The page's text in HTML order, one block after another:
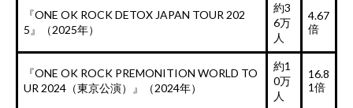
『ONE OK ROCK DETOX JAPAN TOUR 202
5』（2025年）
約3
6万
人
4.67
倍
『ONE OK ROCK PREMONITION WORLD TO
UR 2024（東京公演）』（2024年）
約1
0万
人
16.8
1倍